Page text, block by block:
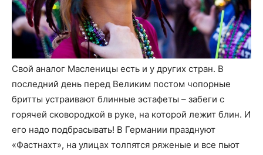
Свой аналог Масленицы есть и у других стран. В
последний день перед Великим постом чопорные
бритты устраивают блинные эстафеты – забеги с
горячей сковородкой в руке, на которой лежит блин. И
его надо подбрасывать! В Германии празднуют
«Фастнахт», на улицах толпятся ряженые и все пьют